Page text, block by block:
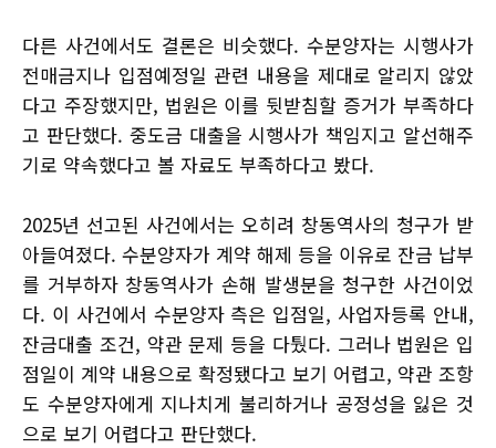
다른 사건에서도 결론은 비슷했다. 수분양자는 시행사가
전매금지나 입점예정일 관련 내용을 제대로 알리지 않았
다고 주장했지만, 법원은 이를 뒷받침할 증거가 부족하다
고 판단했다. 중도금 대출을 시행사가 책임지고 알선해주
기로 약속했다고 볼 자료도 부족하다고 봤다.
2025년 선고된 사건에서는 오히려 창동역사의 청구가 받
아들여졌다. 수분양자가 계약 해제 등을 이유로 잔금 납부
를 거부하자 창동역사가 손해 발생분을 청구한 사건이었
다. 이 사건에서 수분양자 측은 입점일, 사업자등록 안내,
잔금대출 조건, 약관 문제 등을 다퉜다. 그러나 법원은 입
점일이 계약 내용으로 확정됐다고 보기 어렵고, 약관 조항
도 수분양자에게 지나치게 불리하거나 공정성을 잃은 것
으로 보기 어렵다고 판단했다.